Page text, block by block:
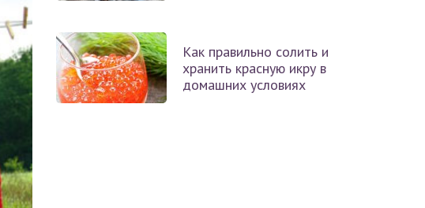
Как правильно солить и
хранить красную икру в
домашних условиях